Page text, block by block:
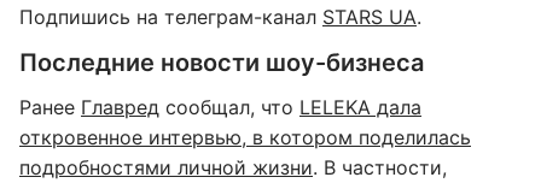
Подпишись на телеграм-канал STARS UA.
Последние новости шоу-бизнеса
Ранее Главред сообщал, что LELEKA дала
откровенное интервью, в котором поделилась
подробностями личной жизни. В частности,